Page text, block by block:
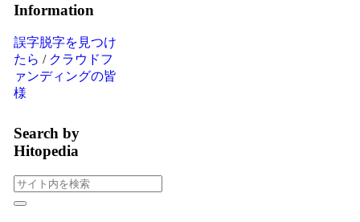
Information
誤字脱字を見つけ
たら / クラウドフ
ァンディングの皆
様
Search by
Hitopedia